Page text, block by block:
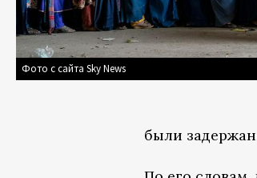
Фото с сайта Sky News
были